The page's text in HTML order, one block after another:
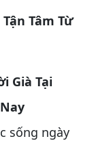
Tâm Từ
Già Tại
sống ngày